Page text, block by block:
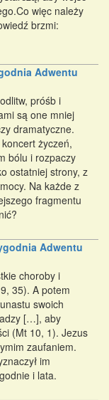
więc należy
brzmi:
Adwentu
próśb i
są one mniej
dramatyczne.
życzeń,
bólu i rozpaczy
ostatniej strony, z
Na każde z
fragmentu
Adwentu
choroby i
35). A potem
swoich
[…], aby
(Mt 10, 1). Jezus
zaufaniem.
im
i lata.